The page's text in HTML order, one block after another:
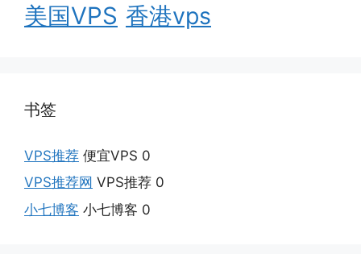
美国VPS 香港vps
书签
VPS推荐 便宜VPS 0
VPS推荐网 VPS推荐 0
小七博客 小七博客 0